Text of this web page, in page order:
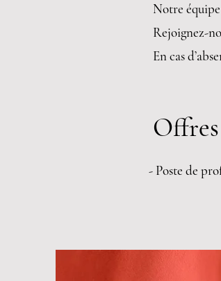
Notre
Rejoignez-
En cas
- Poste de